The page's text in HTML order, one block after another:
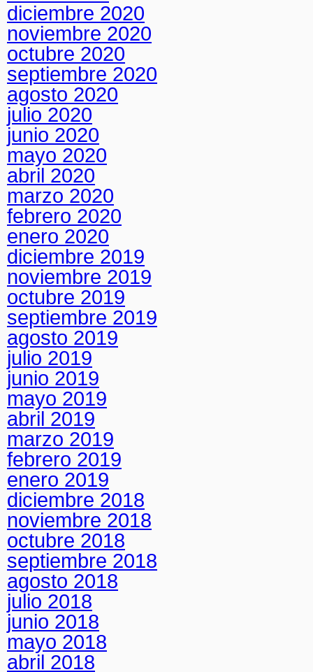
diciembre 2020
noviembre 2020
octubre 2020
septiembre 2020
agosto 2020
julio 2020
junio 2020
mayo 2020
abril 2020
marzo 2020
febrero 2020
enero 2020
diciembre 2019
noviembre 2019
octubre 2019
septiembre 2019
agosto 2019
julio 2019
junio 2019
mayo 2019
abril 2019
marzo 2019
febrero 2019
enero 2019
diciembre 2018
noviembre 2018
octubre 2018
septiembre 2018
agosto 2018
julio 2018
junio 2018
mayo 2018
abril 2018